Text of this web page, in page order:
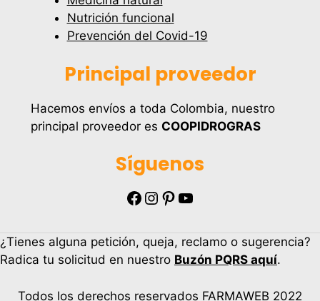
Nutrición funcional
Prevención del Covid-19
Principal proveedor
Hacemos envíos a toda Colombia, nuestro
principal proveedor es COOPIDROGRAS
Síguenos
Facebook Instagram Pinterest YouTube
¿Tienes alguna petición, queja, reclamo o sugerencia?
Radica tu solicitud en nuestro Buzón PQRS aquí.
Todos los derechos reservados FARMAWEB 2022